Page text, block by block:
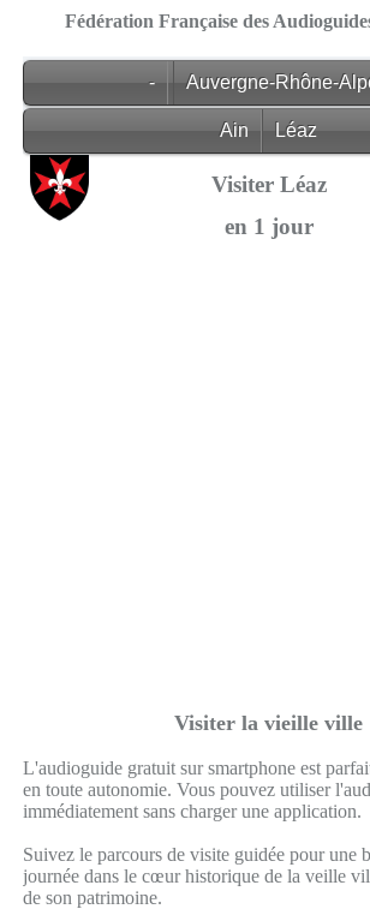
Fédération Française des
- Auvergne-Rhône-
Ain Léaz
Visiter Léaz
en 1 jour
Visiter la vieille ville
L'audioguide gratuit sur smartphone est
en toute autonomie. Vous pouvez utiliser
immédiatement sans charger une application.
Suivez le parcours de visite guidée pour une
journée dans le cœur historique de la veille
de son patrimoine.